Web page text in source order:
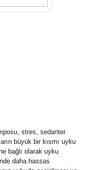
stres, sedanter
büyük bir kısmı uyku
bağlı olarak uyku
daha hassas